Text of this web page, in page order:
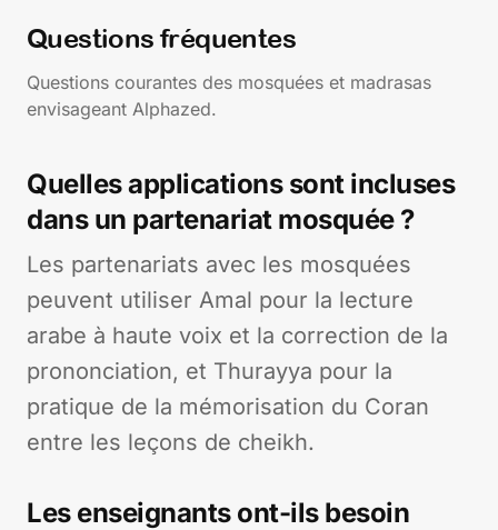
Questions fréquentes
Questions courantes des mosquées et madrasas
envisageant Alphazed.
Quelles applications sont incluses
dans un partenariat mosquée ?
Les partenariats avec les mosquées
peuvent utiliser Amal pour la lecture
arabe à haute voix et la correction de la
prononciation, et Thurayya pour la
pratique de la mémorisation du Coran
entre les leçons de cheikh.
Les enseignants ont-ils besoin